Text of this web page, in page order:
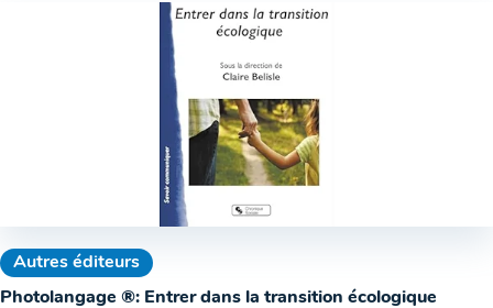
Autres éditeurs
Photolangage ®: Entrer dans la transition écologique